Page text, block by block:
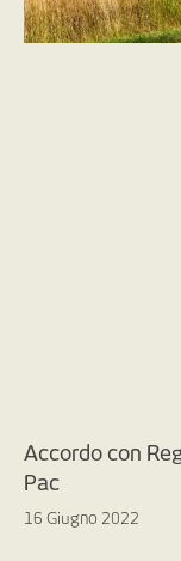
Accordo con
Pac
16 Giugno 2022